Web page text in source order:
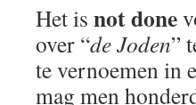
Het is not done
over “de Joden”
te vernoemen in
mag men